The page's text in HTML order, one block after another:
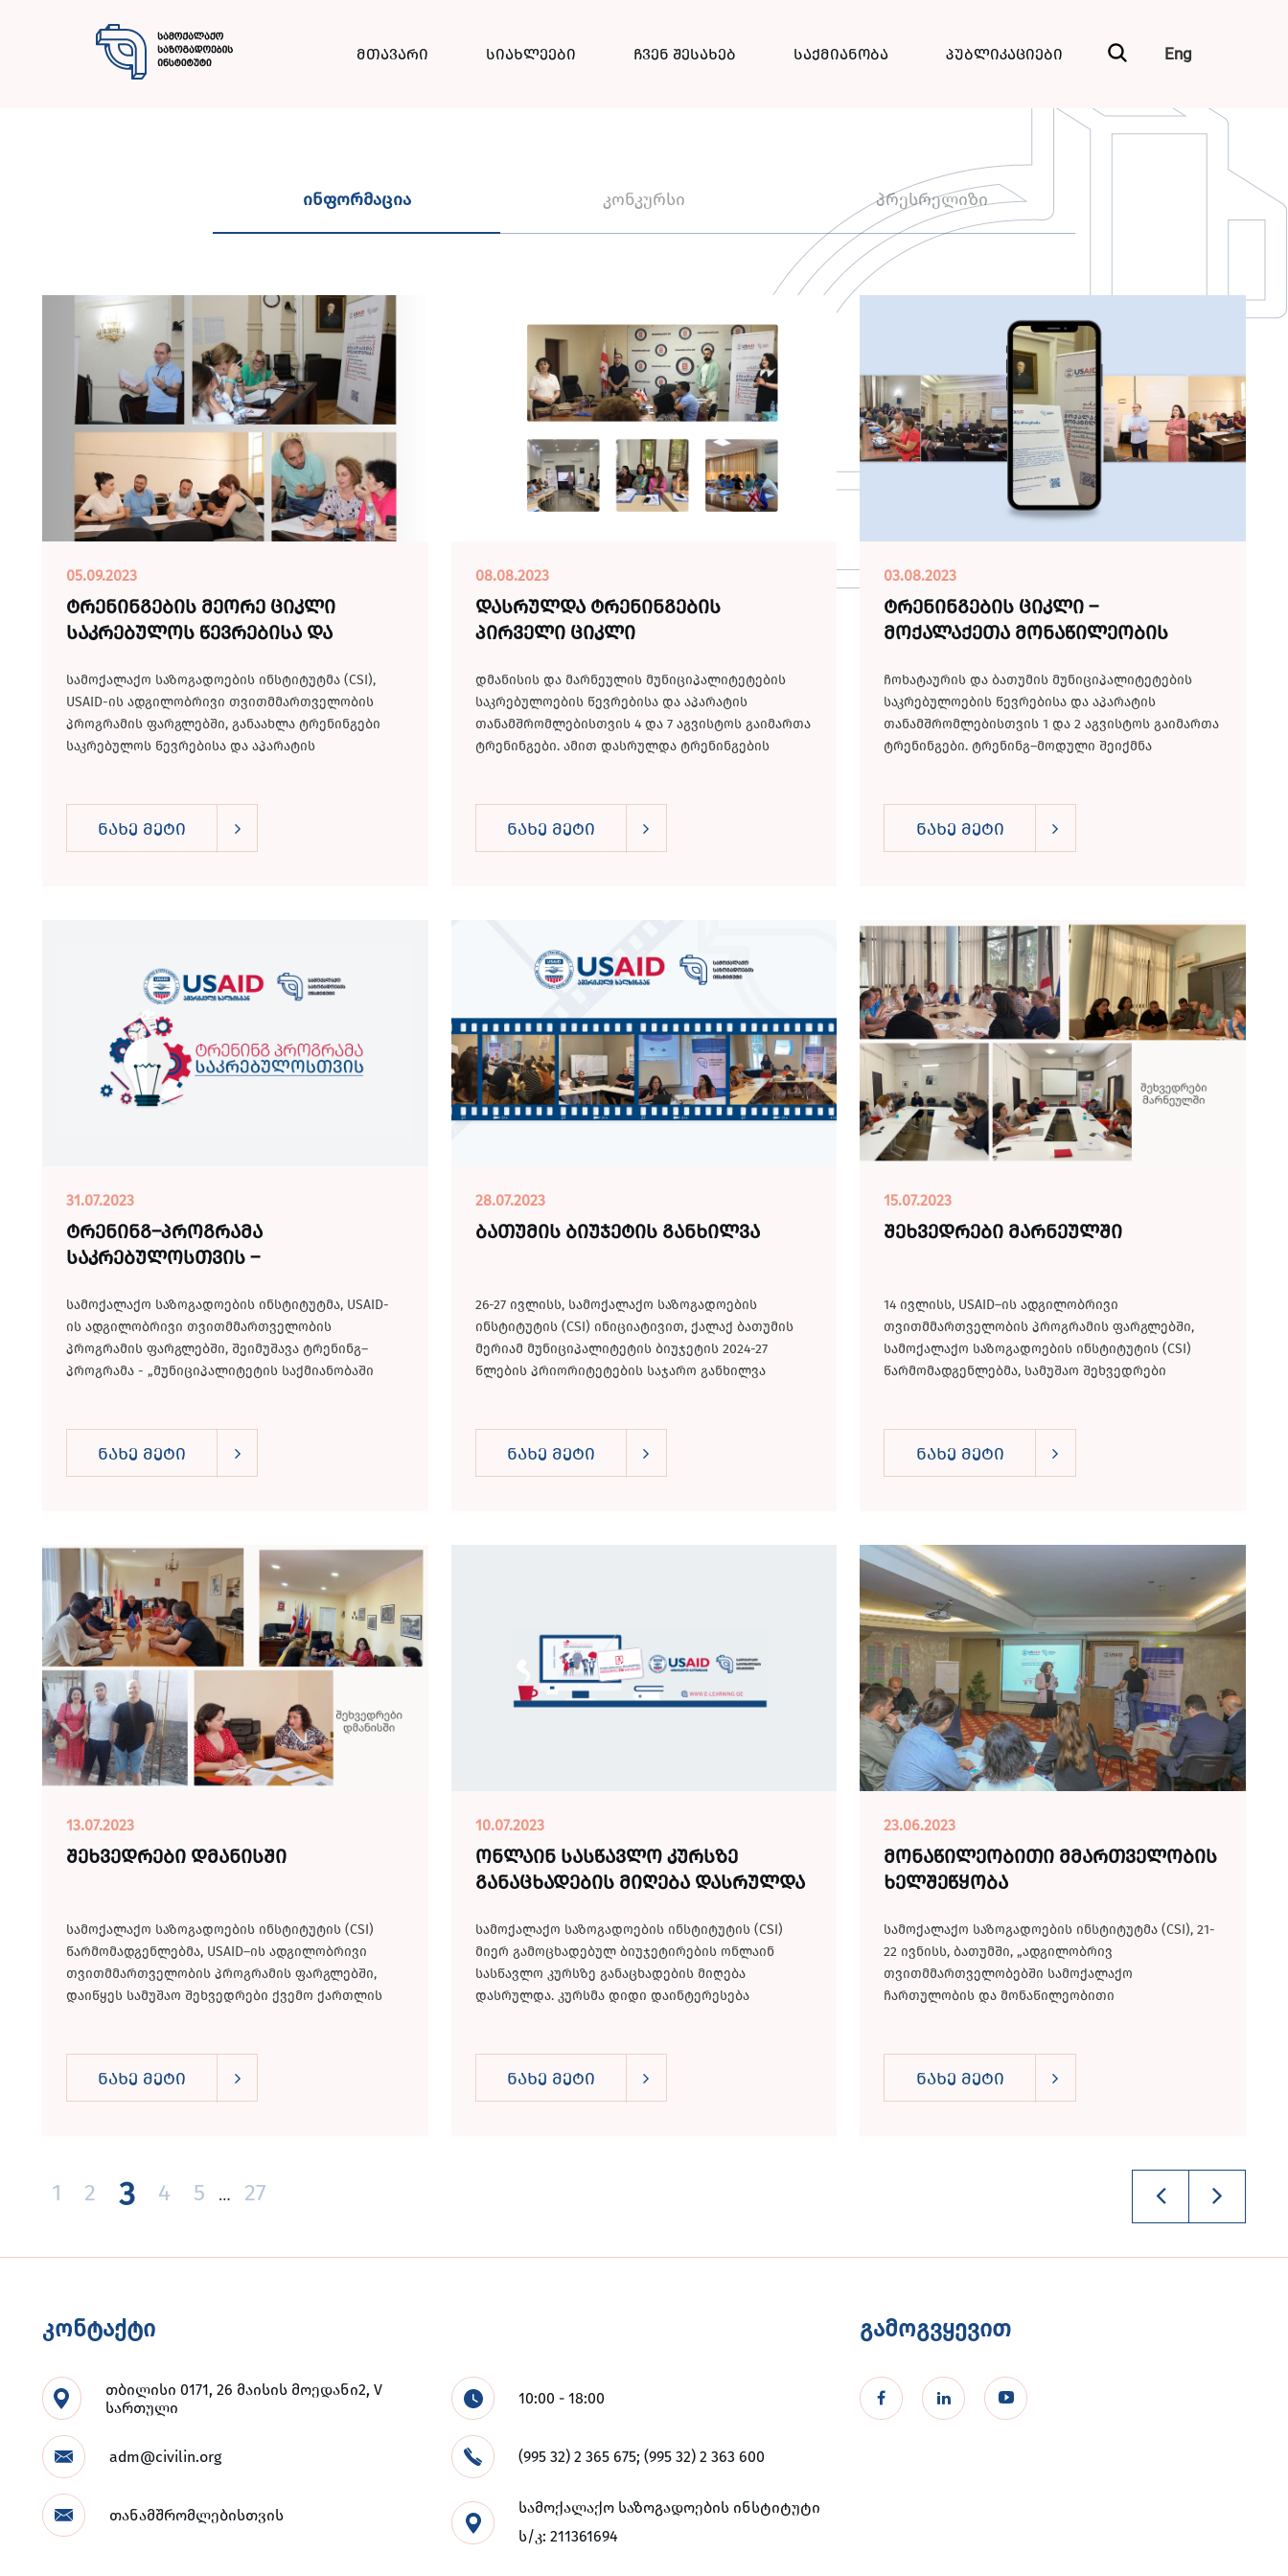
მთავარი სიახლეები ჩვენ შესახებ საქმიანობა პუბლიკაციები Eng
ინფორმაცია კონკურსი პრესრელიზი
05.09.2023
ტრენინგების მეორე ციკლი
საკრებულოს წევრებისა და
სამოქალაქო საზოგადოების ინსტიტუტმა (CSI),
USAID-ის ადგილობრივი თვითმმართველობის
პროგრამის ფარგლებში, განაახლა ტრენინგები
საკრებულოს წევრებისა და აპარატის
ნახე მეტი
08.08.2023
დასრულდა ტრენინგების
პირველი ციკლი
დმანისის და მარნეულის მუნიციპალიტეტების
საკრებულოების წევრებისა და აპარატის
თანამშრომლებისთვის 4 და 7 აგვისტოს გაიმართა
ტრენინგები. ამით დასრულდა ტრენინგების
ნახე მეტი
03.08.2023
ტრენინგების ციკლი –
მოქალაქეთა მონაწილეობის
საქმიანობაში
ჩოხატაურის და ბათუმის მუნიციპალიტეტების
საკრებულოების წევრებისა და აპარატის
თანამშრომლებისთვის 1 და 2 აგვისტოს გაიმართა
ტრენინგები. ტრენინგ–მოდული შეიქმნა
ნახე მეტი
31.07.2023
ტრენინგ–პროგრამა
საკრებულოსთვის –
მოქალაქეთა მონაწილეობის
გაძლიერება“
სამოქალაქო საზოგადოების ინსტიტუტმა, USAID-
ის ადგილობრივი თვითმმართველობის
პროგრამის ფარგლებში, შეიმუშავა ტრენინგ–
პროგრამა - „მუნიციპალიტეტის საქმიანობაში
ნახე მეტი
28.07.2023
ბათუმის ბიუჯეტის განხილვა
26-27 ივლისს, სამოქალაქო საზოგადოების
ინსტიტუტის (CSI) ინიციატივით, ქალაქ ბათუმის
მერიამ მუნიციპალიტეტის ბიუჯეტის 2024-27
წლების პრიორიტეტების საჯარო განხილვა
ნახე მეტი
15.07.2023
შეხვედრები მარნეულში
14 ივლისს, USAID–ის ადგილობრივი
თვითმმართველობის პროგრამის ფარგლებში,
სამოქალაქო საზოგადოების ინსტიტუტის (CSI)
წარმომადგენლებმა, სამუშაო შეხვედრები
ნახე მეტი
13.07.2023
შეხვედრები დმანისში
სამოქალაქო საზოგადოების ინსტიტუტის (CSI)
წარმომადგენლებმა, USAID–ის ადგილობრივი
თვითმმართველობის პროგრამის ფარგლებში,
დაიწყეს სამუშაო შეხვედრები ქვემო ქართლის
ნახე მეტი
10.07.2023
ონლაინ სასწავლო კურსზე
განაცხადების მიღება დასრულდა
სამოქალაქო საზოგადოების ინსტიტუტის (CSI)
მიერ გამოცხადებულ ბიუჯეტირების ონლაინ
სასწავლო კურსზე განაცხადების მიღება
დასრულდა. კურსმა დიდი დაინტერესება
ნახე მეტი
23.06.2023
მონაწილეობითი მმართველობის
ხელშეწყობა
სამოქალაქო საზოგადოების ინსტიტუტმა (CSI), 21-
22 ივნისს, ბათუმში, „ადგილობრივ
თვითმმართველობებში სამოქალაქო
ჩართულობის და მონაწილეობითი
ნახე მეტი
1 2 3 4 5 … 27
კონტაქტი გამოგვყევით
თბილისი 0171, 26 მაისის მოედანი2, V
სართული
adm@civilin.org
თანამშრომლებისთვის
10:00 - 18:00
(995 32) 2 365 675; (995 32) 2 363 600
სამოქალაქო საზოგადოების ინსტიტუტი
ს/კ: 211361694